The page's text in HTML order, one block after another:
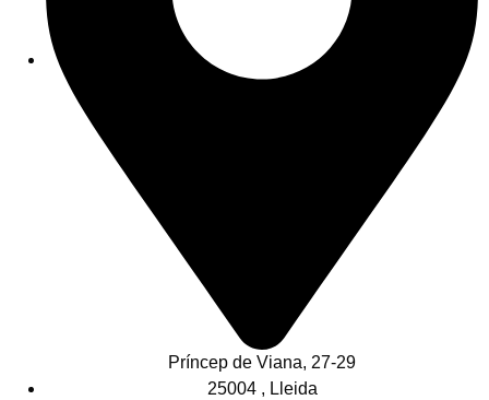
Príncep de Viana, 27-29
25004 , Lleida